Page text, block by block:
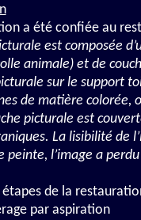
a été confiée au
est composée
animale) et de
sur le support
de matière colorée,
picturale est
La lisibilité de
peinte, l’image a
étapes de la
par aspiration